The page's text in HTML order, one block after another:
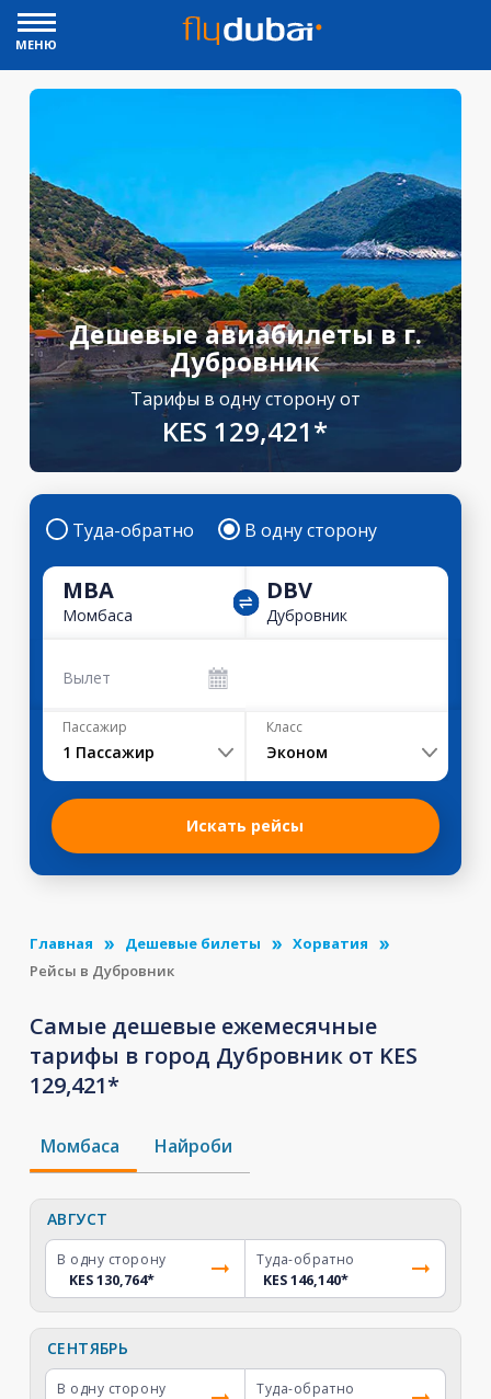
МЕНЮ
Дешевые авиабилеты в г.
Дубровник
Тарифы в одну сторону от
KES 129,421*
Туда-обратно В одну сторону
MBA
Момбаса
DBV
Дубровник
Вылет
Пассажир
1 Пассажир
Класс
Эконом
Искать рейсы
Главная Дешевые билеты
Хорватия
Рейсы в Дубровник
Самые дешевые ежемесячные
тарифы в город Дубровник от KES
129,421*
Момбаса Найроби
АВГУСТ
В одну сторону
KES 130,764*
Туда-обратно
KES 146,140*
СЕНТЯБРЬ
В одну сторону
Туда-обратно